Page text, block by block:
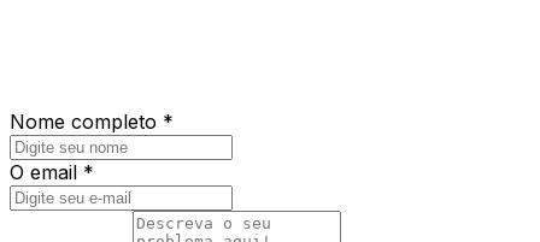
Nome completo *
O email *